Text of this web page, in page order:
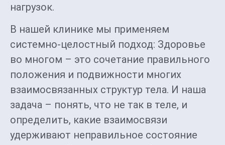
нагрузок.
В нашей клинике мы применяем
системно-целостный подход: Здоровье
во многом – это сочетание правильного
положения и подвижности многих
взаимосвязанных структур тела. И наша
задача – понять, что не так в теле, и
определить, какие взаимосвязи
удерживают неправильное состояние